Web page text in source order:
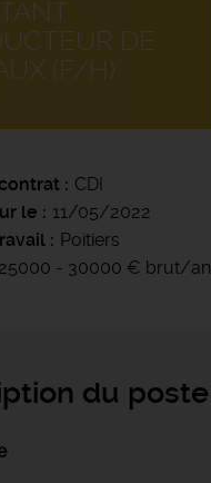
DE
(F/H)
CDI
le
11/05/2022
Poitiers
25000 - 30000 € brut/an
du poste